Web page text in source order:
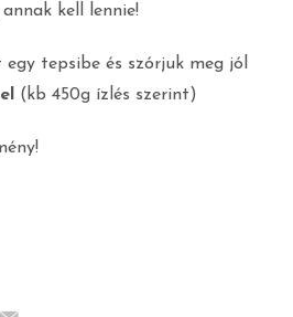
kell lennie!
tepsibe és szórjuk meg jól
(kb 450g ízlés szerint)